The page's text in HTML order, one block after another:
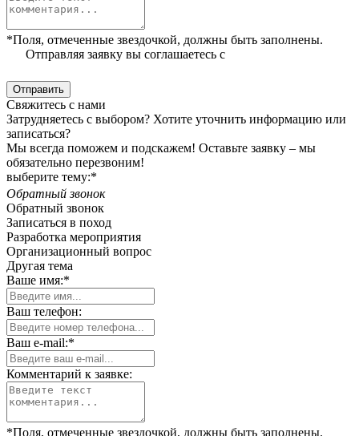
*Поля, отмеченные звездочкой, должны быть заполнены.
Отправляя заявку вы соглашаетесь с
Отправить
Свяжитесь с нами
Затрудняетесь с выбором? Хотите уточнить информацию или
записаться?
Мы всегда поможем и подскажем! Оставьте заявку – мы
обязательно перезвоним!
выберите тему:*
Обратный звонок
Обратный звонок
Записаться в поход
Разработка мероприятия
Организационный вопрос
Другая тема
Ваше имя:*
Ваш телефон:
Ваш e-mail:*
Комментарий к заявке:
*Поля, отмеченные звездочкой, должны быть заполнены.